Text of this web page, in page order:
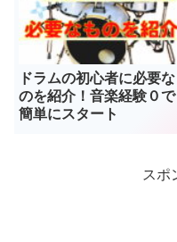
ドラムの初心者に必要な
のを紹介！音楽経験０で
簡単にスタート
スポ